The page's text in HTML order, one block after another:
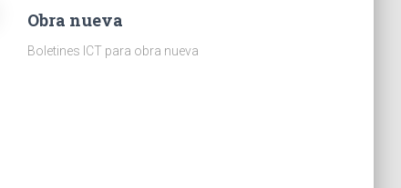
Obra nueva
Boletines ICT para obra nueva